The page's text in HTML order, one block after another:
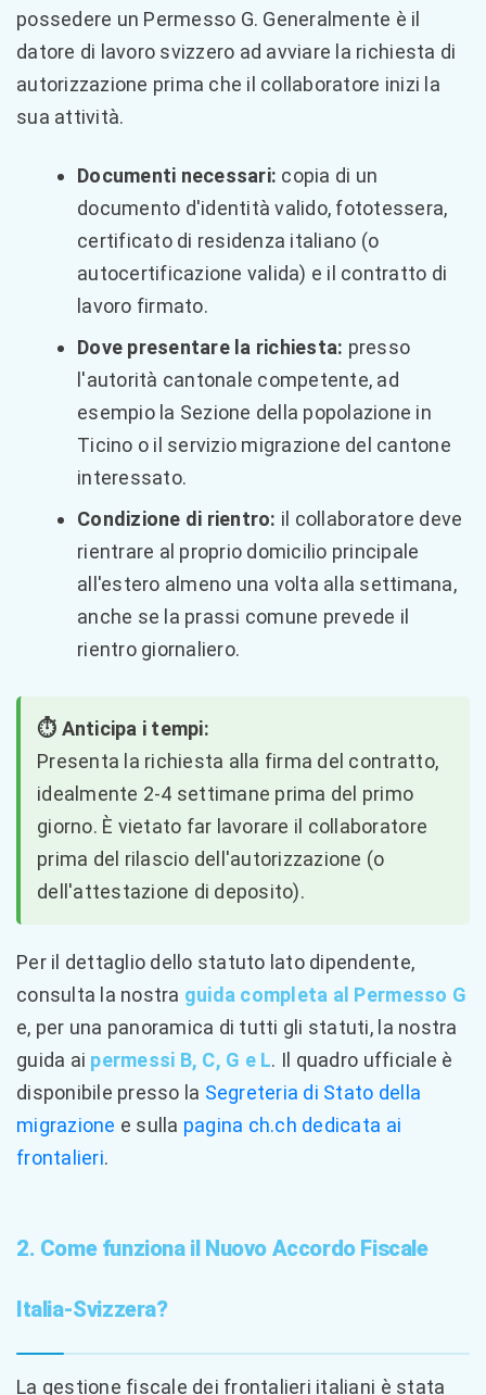
possedere un Permesso G. Generalmente è il
datore di lavoro svizzero ad avviare la richiesta di
autorizzazione prima che il collaboratore inizi la
sua attività.
Documenti necessari: copia di un
documento d'identità valido, fototessera,
certificato di residenza italiano (o
autocertificazione valida) e il contratto di
lavoro firmato.
Dove presentare la richiesta: presso
l'autorità cantonale competente, ad
esempio la Sezione della popolazione in
Ticino o il servizio migrazione del cantone
interessato.
Condizione di rientro: il collaboratore deve
rientrare al proprio domicilio principale
all'estero almeno una volta alla settimana,
anche se la prassi comune prevede il
rientro giornaliero.
⏱️ Anticipa i tempi:
Presenta la richiesta alla firma del contratto,
idealmente 2-4 settimane prima del primo
giorno. È vietato far lavorare il collaboratore
prima del rilascio dell'autorizzazione (o
dell'attestazione di deposito).
Per il dettaglio dello statuto lato dipendente,
consulta la nostra guida completa al Permesso G
e, per una panoramica di tutti gli statuti, la nostra
guida ai permessi B, C, G e L. Il quadro ufficiale è
disponibile presso la Segreteria di Stato della
migrazione e sulla pagina ch.ch dedicata ai
frontalieri.
2. Come funziona il Nuovo Accordo Fiscale
Italia-Svizzera?
La gestione fiscale dei frontalieri italiani è stata